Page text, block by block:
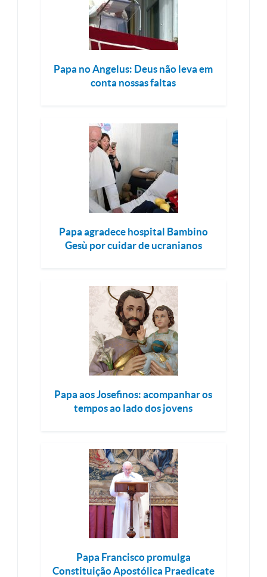
Papa no Angelus: Deus não leva em
conta nossas faltas
Papa agradece hospital Bambino
Gesù por cuidar de ucranianos
Papa aos Josefinos: acompanhar os
tempos ao lado dos jovens
Papa Francisco promulga
Constituição Apostólica Praedicate